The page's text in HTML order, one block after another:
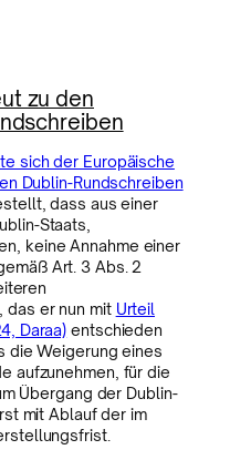
zu den
sich der Europäische
Dublin-Rundschreiben
dass aus einer
Staats,
keine Annahme einer
Art. 3 Abs. 2
das er nun mit Urteil
Daraa) entschieden
die Weigerung eines
aufzunehmen, für die
Übergang der Dublin-
mit Ablauf der im